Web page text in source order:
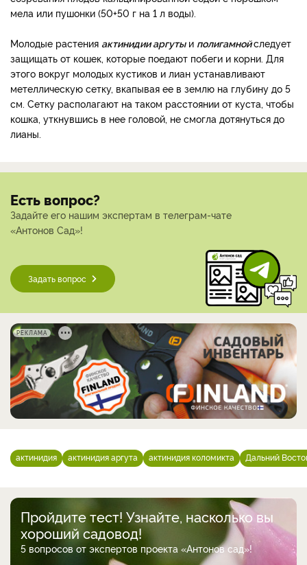
мела или пушонки (50+50 г на 1 л воды).
Молодые растения актинидии аргутыи полигамнойследует
защищать от кошек, которые поедают побеги и корни. Для
этого вокруг молодых кустиков и лиан устанавливают
метеллическую сетку, вкапывая ее в землю на глубину до 5
см. Сетку располагают на таком расстоянии от куста, чтобы
кошка, уткнувшись в нее головой, не смогла дотянуться до
лианы.
Есть вопрос?
Задайте его нашим экспертам в телеграм-чате
«Антонов Сад»!
Задать вопрос
РЕКЛАМА
актинидия актинидия аргута актинидия коломикта Дальний
Пройдите тест! Узнайте, насколько вы
хороший садовод!
5 вопросов от экспертов проекта «Антонов сад»!